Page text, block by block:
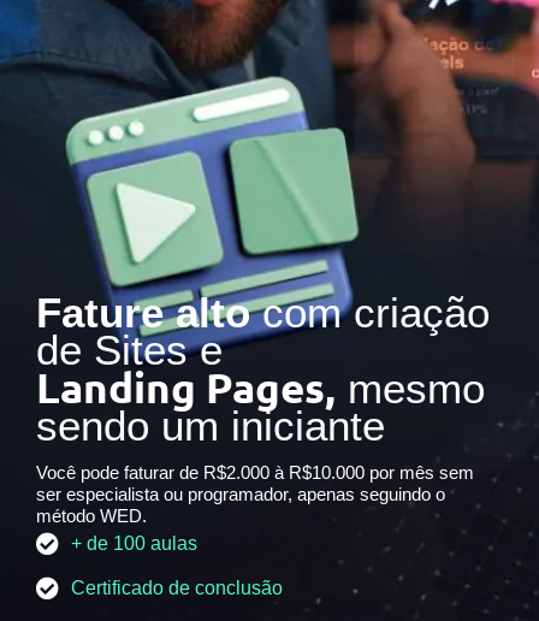
Fature altocom criação
de Sites e
Landing Pages, mesmo
sendo um iniciante
Você pode faturar de R$2.000 à R$10.000 por mês sem
ser especialista ou programador, apenas seguindo o
método WED.
+ de 100 aulas
Certificado de conclusão